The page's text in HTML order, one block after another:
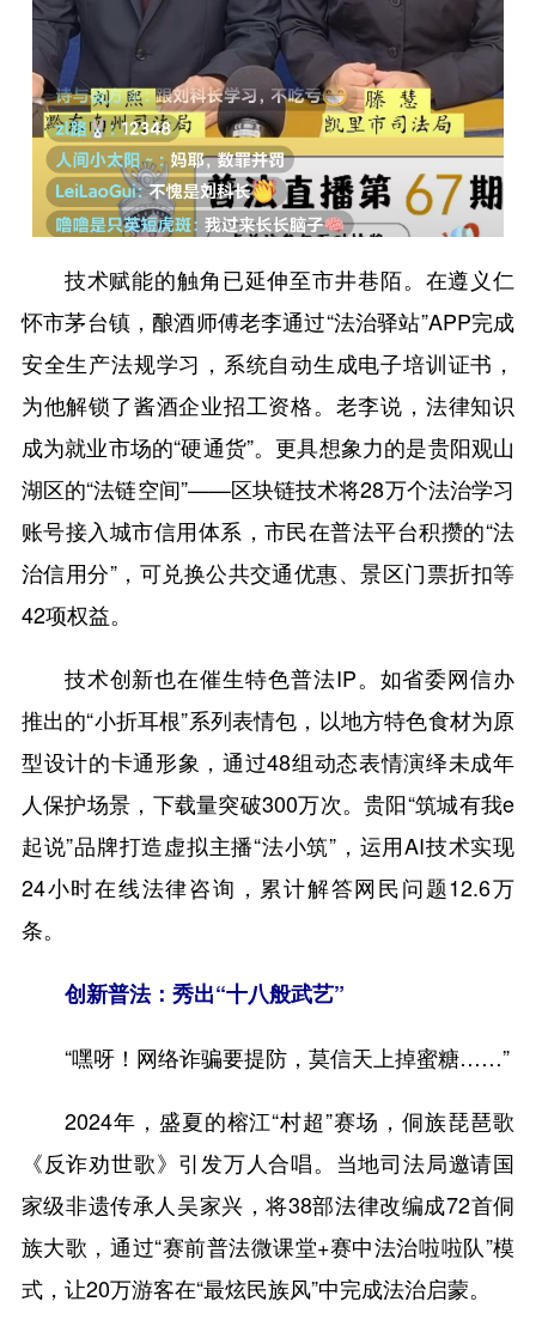
技术赋能的触角已延伸至市井巷陌。在遵义仁
怀市茅台镇，酿酒师傅老李通过“法治驿站”APP完成
安全生产法规学习，系统自动生成电子培训证书，
为他解锁了酱酒企业招工资格。老李说，法律知识
成为就业市场的“硬通货”。更具想象力的是贵阳观山
湖区的“法链空间”——区块链技术将28万个法治学习
账号接入城市信用体系，市民在普法平台积攒的“法
治信用分”，可兑换公共交通优惠、景区门票折扣等
42项权益。
技术创新也在催生特色普法IP。如省委网信办
推出的“小折耳根”系列表情包，以地方特色食材为原
型设计的卡通形象，通过48组动态表情演绎未成年
人保护场景，下载量突破300万次。贵阳“筑城有我e
起说”品牌打造虚拟主播“法小筑”，运用AI技术实现
24小时在线法律咨询，累计解答网民问题12.6万
条。
创新普法：秀出“十八般武艺”
“嘿呀！网络诈骗要提防，莫信天上掉蜜糖……”
2024年，盛夏的榕江“村超”赛场，侗族琵琶歌
《反诈劝世歌》引发万人合唱。当地司法局邀请国
家级非遗传承人吴家兴，将38部法律改编成72首侗
族大歌，通过“赛前普法微课堂+赛中法治啦啦队”模
式，让20万游客在“最炫民族风”中完成法治启蒙。